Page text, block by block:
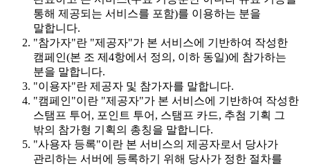
통해 제공되는 서비스를 포함)를 이용하는 분을
말합니다.
"참가자"란 "제공자"가 본 서비스에 기반하여 작성한
캠페인(본 조 제4항에서 정의, 이하 동일)에 참가하는
분을 말합니다.
"이용자"란 제공자 및 참가자를 말합니다.
"캠페인"이란 "제공자"가 본 서비스에 기반하여 작성한
스탬프 투어, 포인트 투어, 스탬프 카드, 추첨 기획 그
밖의 참가형 기획의 총칭을 말합니다.
"사용자 등록"이란 본 서비스의 제공자로서 당사가
관리하는 서버에 등록하기 위해 당사가 정한 절차를